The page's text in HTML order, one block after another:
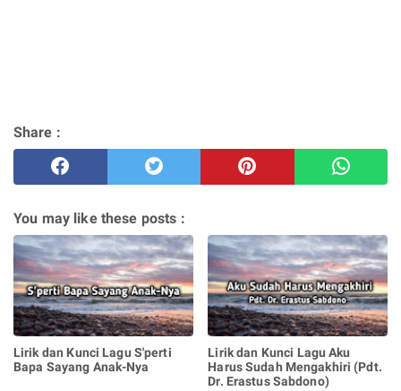
Share :
You may like these posts :
Lirik dan Kunci Lagu S'perti
Bapa Sayang Anak-Nya
Lirik dan Kunci Lagu Aku
Harus Sudah Mengakhiri (Pdt.
Dr. Erastus Sabdono)